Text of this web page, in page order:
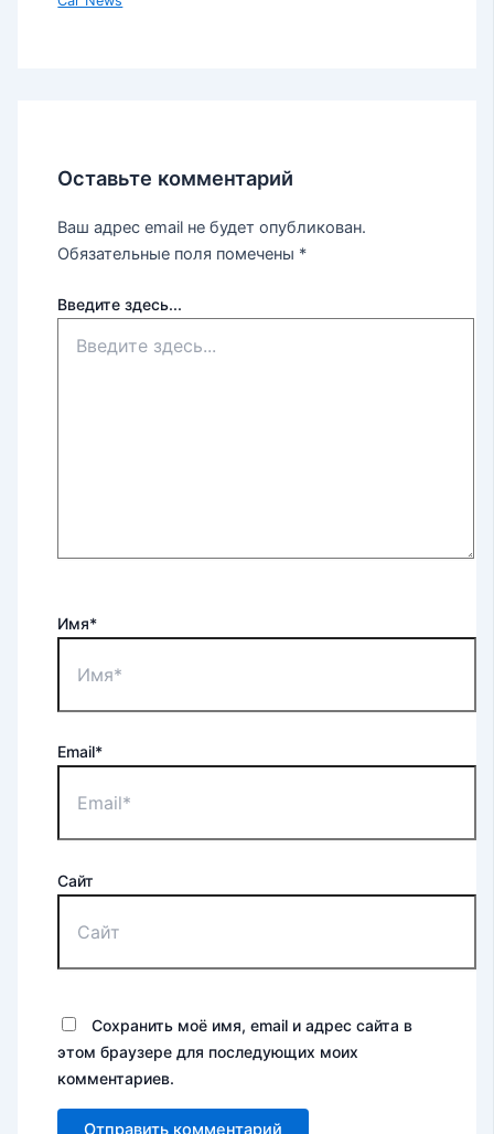
Оставьте комментарий
Ваш адрес email не будет опубликован.
Обязательные поля помечены *
Введите здесь...
Имя*
Email*
Сайт
Сохранить моё имя, email и адрес сайта в
этом браузере для последующих моих
комментариев.